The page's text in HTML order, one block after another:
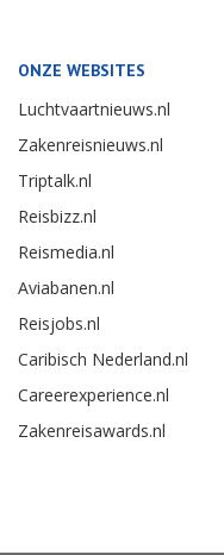
ONZE WEBSITES
Luchtvaartnieuws.nl
Zakenreisnieuws.nl
Triptalk.nl
Reisbizz.nl
Reismedia.nl
Aviabanen.nl
Reisjobs.nl
Caribisch Nederland.nl
Careerexperience.nl
Zakenreisawards.nl